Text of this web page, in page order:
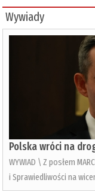
Wywiady
Polska wróci na
WYWIAD \ Z posłem
i Sprawiedliwości na